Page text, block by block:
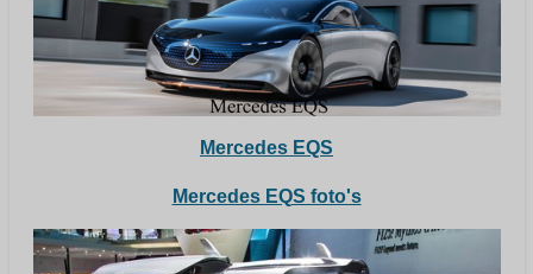
Mercedes EQS
Mercedes EQS foto's